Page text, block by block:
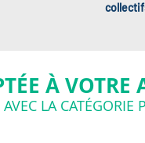
À VOTRE
AVEC LA CATÉGORIE